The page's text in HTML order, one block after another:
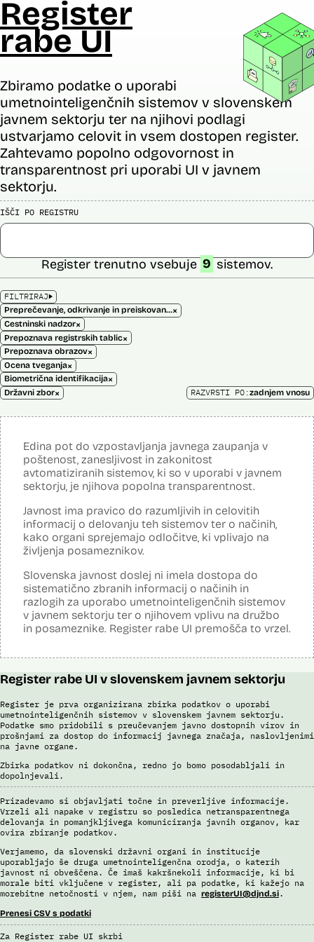
Register
rabe UI
Zbiramo podatke o uporabi
umetnointeligenčnih sistemov v slovenskem
javnem sektorju ter na njihovi podlagi
ustvarjamo celovit in vsem dostopen register.
Zahtevamo popolno odgovornost in
transparentnost pri uporabi UI v javnem
sektorju.
IŠČI PO REGISTRU
FILTRIRAJ
Preprečevanje, odkrivanje in preiskovanje kaznivih dejanj×
Cestninski nadzor×
Prepoznava registrskih tablic×
Prepoznava obrazov×
Ocena tveganja×
Biometrična identifikacija×
Državni zbor×
Register trenutno vsebuje 9 sistemov.
RAZVRSTI PO:zadnjem vnosu
Edina pot do vzpostavljanja javnega zaupanja v
poštenost, zanesljivost in zakonitost
avtomatiziranih sistemov, ki so v uporabi v javnem
sektorju, je njihova popolna transparentnost.
Javnost ima pravico do razumljivih in celovitih
informacij o delovanju teh sistemov ter o načinih,
kako organi sprejemajo odločitve, ki vplivajo na
življenja posameznikov.
Slovenska javnost doslej ni imela dostopa do
sistematično zbranih informacij o načinih in
razlogih za uporabo umetnointeligenčnih sistemov
v javnem sektorju ter o njihovem vplivu na družbo
in posameznike. Register rabe UI premošča to vrzel.
Register rabe UI v slovenskem javnem sektorju
Register je prva organizirana zbirka podatkov o uporabi
umetnointeligenčnih sistemov v slovenskem javnem sektorju.
Podatke smo pridobili s preučevanjem javno dostopnih virov in
prošnjami za dostop do informacij javnega značaja, naslovljenimi
na javne organe.
Zbirka podatkov ni dokončna, redno jo bomo posodabljali in
dopolnjevali.
Prizadevamo si objavljati točne in preverljive informacije.
Vrzeli ali napake v registru so posledica netransparentnega
delovanja in pomanjkljivega komuniciranja javnih organov, kar
ovira zbiranje podatkov.
Verjamemo, da slovenski državni organi in institucije
uporabljajo še druga umetnointeligenčna orodja, o katerih
javnost ni obveščena. Če imaš kakršnekoli informacije, ki bi
morale biti vključene v register, ali pa podatke, ki kažejo na
morebitne netočnosti v njem, nam piši na registerUI@djnd.si.
Prenesi CSV s podatki
Za Register rabe UI skrbi